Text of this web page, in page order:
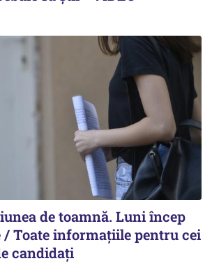
de toamnă. Luni încep
/ Toate informațiile pentru cei
candidați